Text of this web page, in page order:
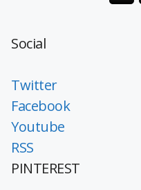
Social
Twitter
Facebook
Youtube
RSS
PINTEREST